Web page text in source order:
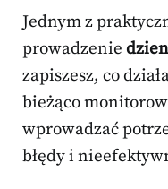
Jednym z
prowadzenie
zapiszesz, co
bieżąco
wprowadzać
błędy i